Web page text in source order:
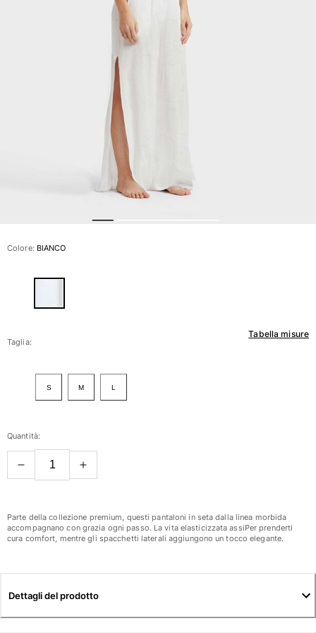
Vedi tutti i Costumi da bagno
Abbigliamento
Pullover e Cardigan
Pantaloni
Vedi tutti i Donna
Costumi da bagno
Slips
Vedi tutti i Costumi da bagno
Abbigliamento
Shorts
Camicie
Colore: BIANCO
Tabella misure
Taglia:
S M L
Quantità:
Parte della collezione premium, questi pantaloni in seta dalla linea morbida
accompagnano con grazia ogni passo. La vita elasticizzata assiPer prenderti
cura comfort, mentre gli spacchetti laterali aggiungono un tocco elegante.
Dettagli del prodotto